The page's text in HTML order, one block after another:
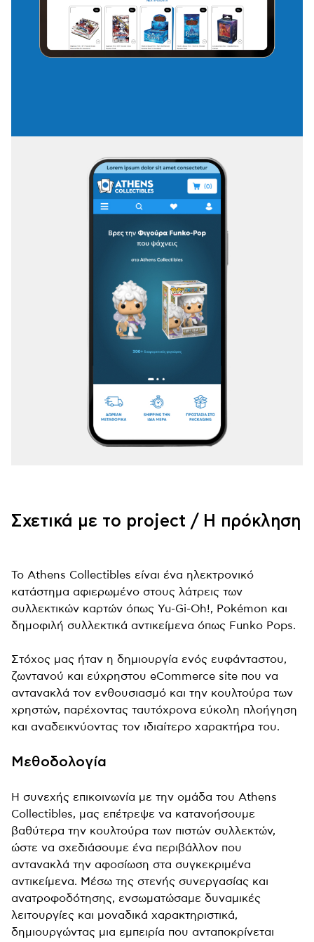
Σχετικά με το project / Η πρόκληση
Το Athens Collectibles είναι ένα ηλεκτρονικό
κατάστημα αφιερωμένο στους λάτρεις των
συλλεκτικών καρτών όπως Yu-Gi-Oh!, Pokémon και
δημοφιλή συλλεκτικά αντικείμενα όπως Funko Pops.
Στόχος μας ήταν η δημιουργία ενός ευφάνταστου,
ζωντανού και εύχρηστου eCommerce site που να
αντανακλά τον ενθουσιασμό και την κουλτούρα των
χρηστών, παρέχοντας ταυτόχρονα εύκολη πλοήγηση
και αναδεικνύοντας τον ιδιαίτερο χαρακτήρα του.
Μεθοδολογία
Η συνεχής επικοινωνία με την ομάδα του Athens
Collectibles, μας επέτρεψε να κατανοήσουμε
βαθύτερα την κουλτούρα των πιστών συλλεκτών,
ώστε να σχεδιάσουμε ένα περιβάλλον που
αντανακλά την αφοσίωση στα συγκεκριμένα
αντικείμενα. Μέσω της στενής συνεργασίας και
ανατροφοδότησης, ενσωματώσαμε δυναμικές
λειτουργίες και μοναδικά χαρακτηριστικά,
δημιουργώντας μια εμπειρία που ανταποκρίνεται